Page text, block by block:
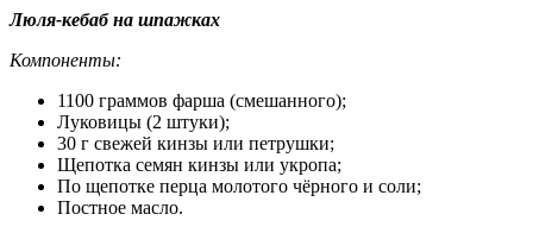
Люля-кебаб на шпажках
Компоненты:
1100 граммов фарша (смешанного);
Луковицы (2 штуки);
30 г свежей кинзы или петрушки;
Щепотка семян кинзы или укропа;
По щепотке перца молотого чёрного и соли;
Постное масло.